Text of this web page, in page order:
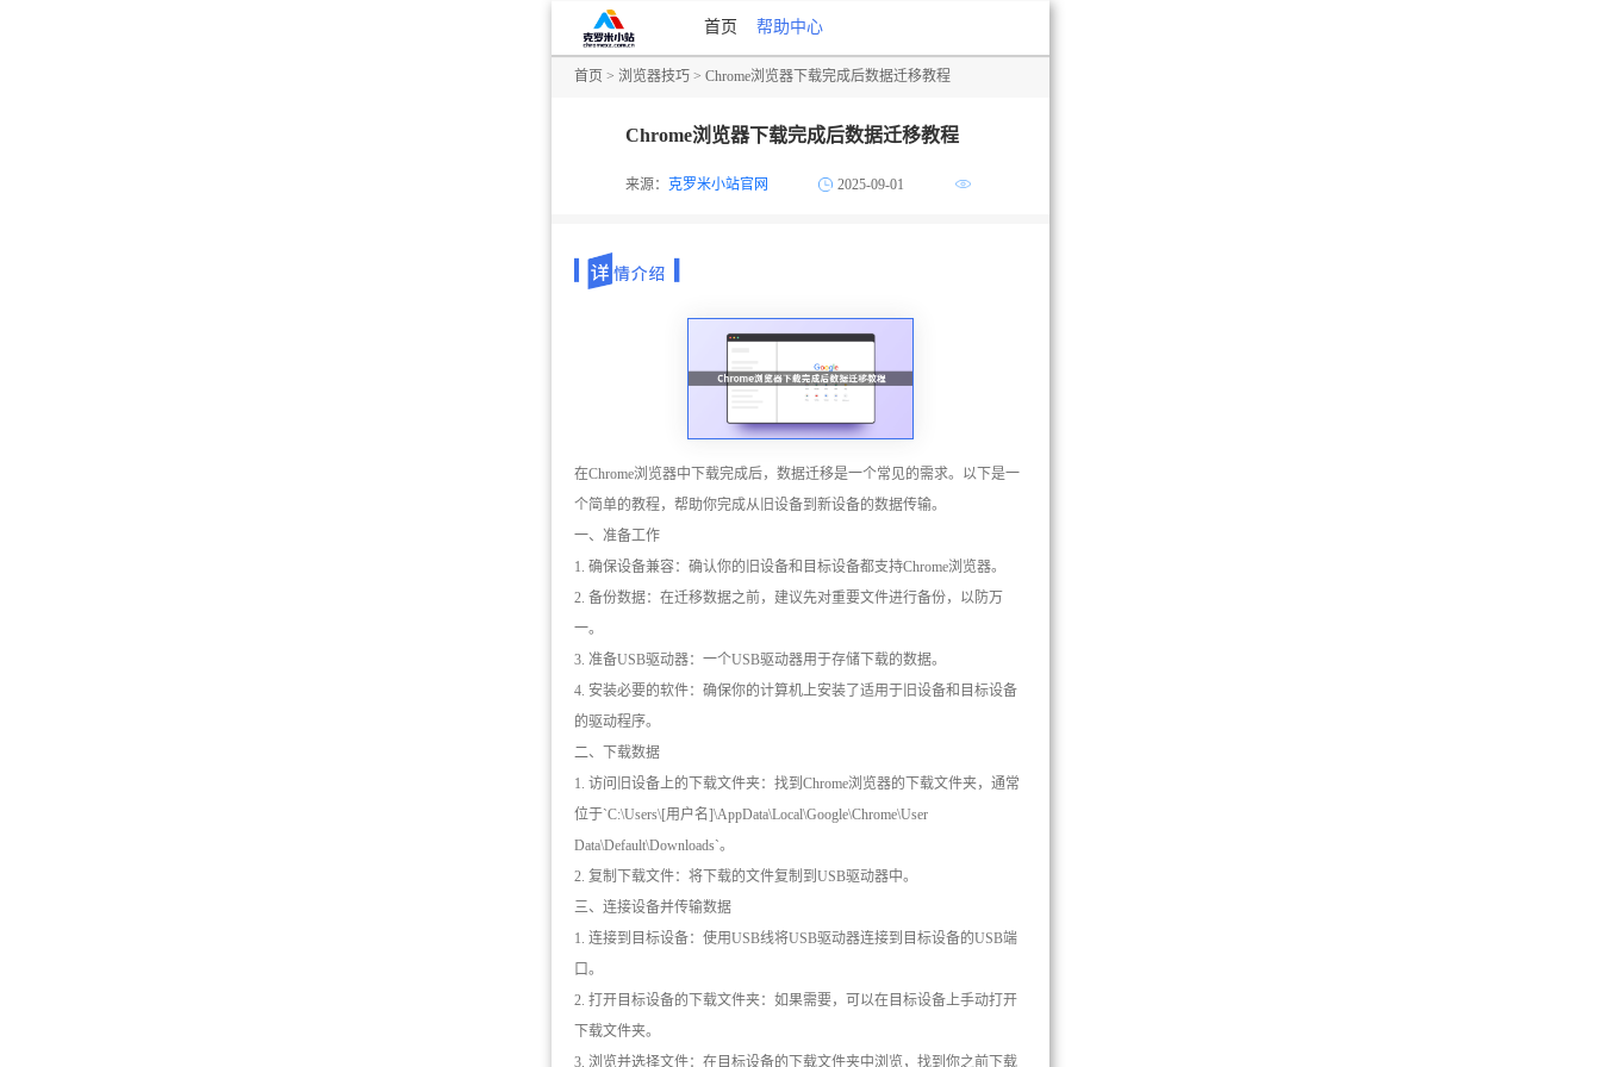
首页 帮助中心
首页 > 浏览器技巧 > Chrome浏览器下载完成后数据迁移教程
Chrome浏览器下载完成后数据迁移教程
来源： 克罗米小站官网 2025-09-01
在Chrome浏览器中下载完成后，数据迁移是一个常见的需求。以下是一
个简单的教程，帮助你完成从旧设备到新设备的数据传输。
一、准备工作
1. 确保设备兼容：确认你的旧设备和目标设备都支持Chrome浏览器。
2. 备份数据：在迁移数据之前，建议先对重要文件进行备份，以防万
一。
3. 准备USB驱动器：一个USB驱动器用于存储下载的数据。
4. 安装必要的软件：确保你的计算机上安装了适用于旧设备和目标设备
的驱动程序。
二、下载数据
1. 访问旧设备上的下载文件夹：找到Chrome浏览器的下载文件夹，通常
位于`C:\Users\[用户名]\AppData\Local\Google\Chrome\User
Data\Default\Downloads`。
2. 复制下载文件：将下载的文件复制到USB驱动器中。
三、连接设备并传输数据
1. 连接到目标设备：使用USB线将USB驱动器连接到目标设备的USB端
口。
2. 打开目标设备的下载文件夹：如果需要，可以在目标设备上手动打开
下载文件夹。
3. 浏览并选择文件：在目标设备的下载文件夹中浏览，找到你之前下载